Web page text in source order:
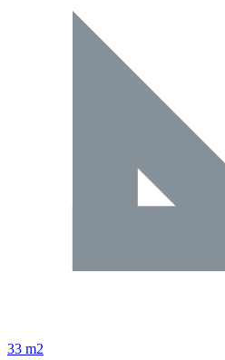
33 m2